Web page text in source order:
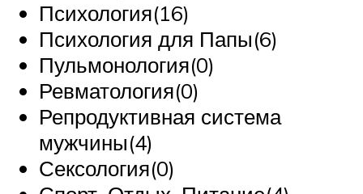
Психология(16)
Психология для Папы(6)
Пульмонология(0)
Ревматология(0)
Репродуктивная система
мужчины(4)
Сексология(0)